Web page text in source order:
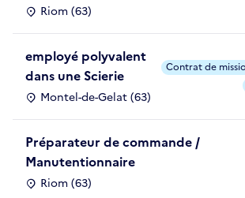
Riom (63)
employé polyvalent
dans une Scierie
Montel-de-Gelat (63)
Contrat de
Préparateur de commande /
Manutentionnaire
Riom (63)